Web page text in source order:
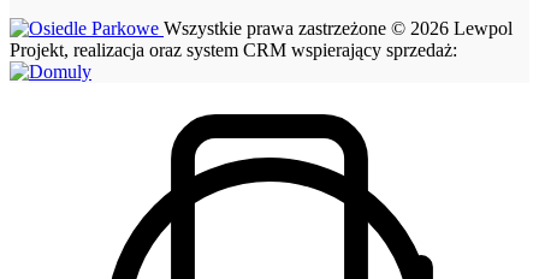
Wszystkie prawa zastrzeżone © 2026 Lewpol
Projekt, realizacja oraz system CRM wspierający sprzedaż: